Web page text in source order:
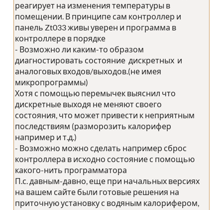
реагирует на изменения температуры в
помещении. В принципе сам контроллер и
панель Zt033 живы уверен и программа в
контроллере в порядке
- Возможно ли каким-то образом
диагностировать состояние дискретных и
аналоговых входов/выходов.(не имея
микропрограммы)
Хотя с помощью перемычек выяснил что
дискретные выходя не меняют своего
состояния, что может привести к неприятным
последствиям (разморозить калорифер
например и т.д.)
- Возможно можно сделать например сброс
контроллера в исходно состояние с помощью
какого-нить программатора
П.с. давным-давно, еще при начальных версиях
на вашем сайте были готовые решения на
приточную установку с водяным калорифером,